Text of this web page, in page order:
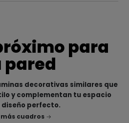
para
pared
decorativas similares que
y complementan tu espacio
diseño perfecto.
más cuadros